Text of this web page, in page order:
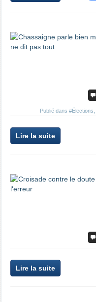
Publié dans #Élections
Lire la suite
Lire la suite